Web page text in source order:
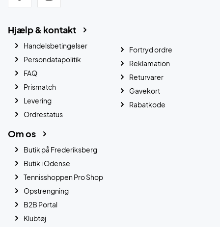
Hjælp & kontakt
Handelsbetingelser
Persondatapolitik
FAQ
Prismatch
Levering
Ordrestatus
Fortryd ordre
Reklamation
Returvarer
Gavekort
Rabatkode
Om os
Butik på Frederiksberg
Butik i Odense
Tennisshoppen Pro Shop
Opstrengning
B2B Portal
Klubtøj